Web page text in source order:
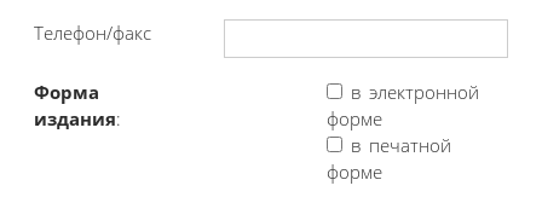
Телефон/факс
Форма
издания:
в электронной
форме
в печатной
форме